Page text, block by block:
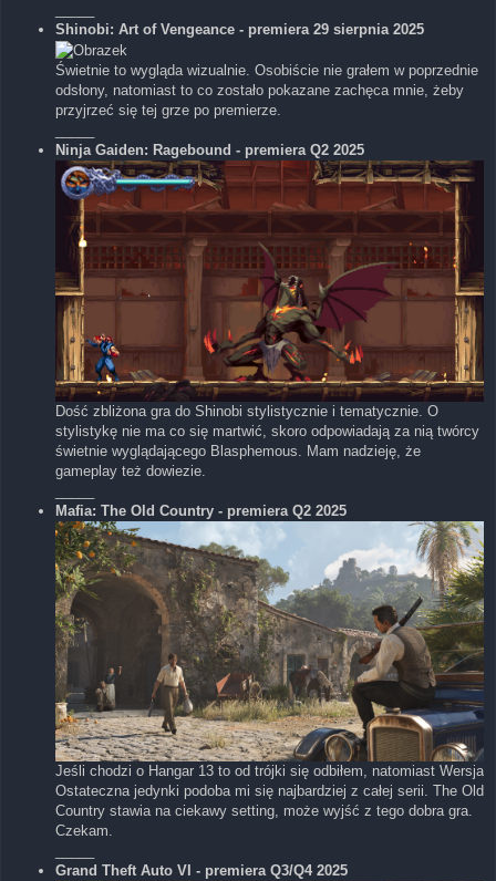
Shinobi: Art of Vengeance - premiera 29 sierpnia 2025
Świetnie to wygląda wizualnie. Osobiście nie grałem w poprzednie
odsłony, natomiast to co zostało pokazane zachęca mnie, żeby
przyjrzeć się tej grze po premierze.
Ninja Gaiden: Ragebound - premiera Q2 2025
Dość zbliżona gra do Shinobi stylistycznie i tematycznie. O
stylistykę nie ma co się martwić, skoro odpowiadają za nią twórcy
świetnie wyglądającego Blasphemous. Mam nadzieję, że
gameplay też dowiezie.
Mafia: The Old Country - premiera Q2 2025
Jeśli chodzi o Hangar 13 to od trójki się odbiłem, natomiast Wersja
Ostateczna jedynki podoba mi się najbardziej z całej serii. The Old
Country stawia na ciekawy setting, może wyjść z tego dobra gra.
Czekam.
Grand Theft Auto VI - premiera Q3/Q4 2025